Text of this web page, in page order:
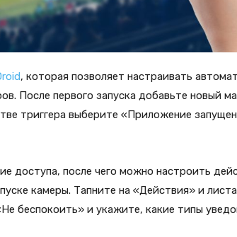
, которая позволяет настраивать
После первого запуска добавьте новый
триггера выберите «Приложение
доступа, после чего можно настроить
камеры. Тапните на «Действия» и
беспокоить» и укажите, какие типы